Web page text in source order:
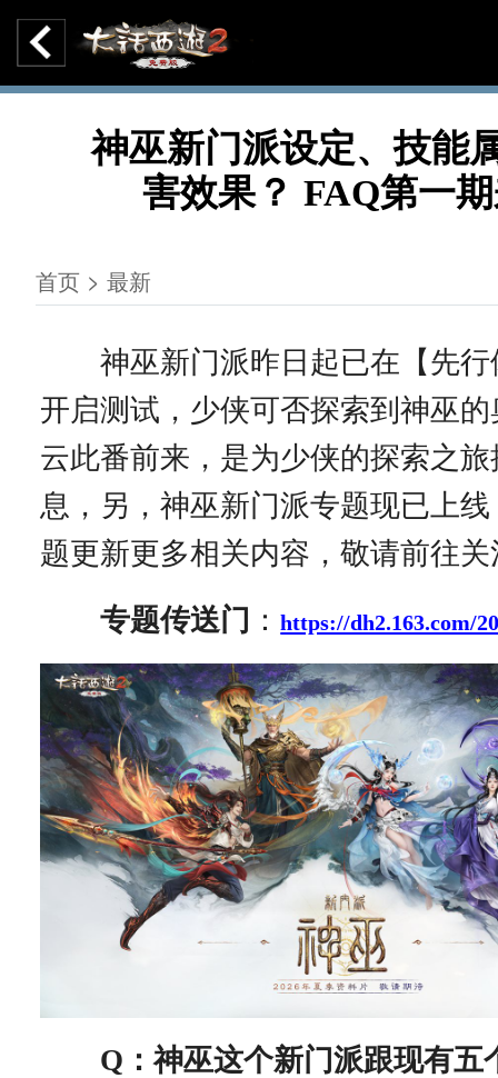
神巫新门派设定、技能
害效果？ FAQ第一
首页 > 最新
神巫新门派昨日起已在【先行
开启测试，少侠可否探索到神巫
云此番前来，是为少侠的探索之
息，另，神巫新门派专题现已上
题更新更多相关内容，敬请前往关
专题传送门 ：https://dh2.163.com/
Q：神巫这个新门派跟现有五